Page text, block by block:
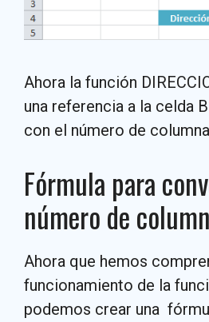
Ahora la función
una referencia a la celda
con el número de
Fórmula para
número de
Ahora que hemos
funcionamiento de la
podemos crear una